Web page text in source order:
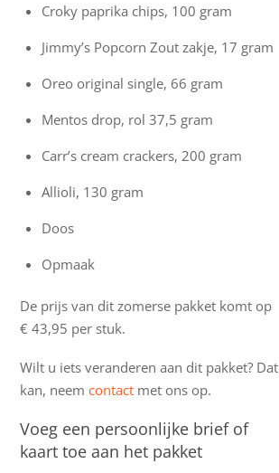
Croky paprika chips, 100 gram
Jimmy’s Popcorn Zout zakje, 17 gram
Oreo original single, 66 gram
Mentos drop, rol 37,5 gram
Carr’s cream crackers, 200 gram
Allioli, 130 gram
Doos
Opmaak
De prijs van dit zomerse pakket komt op
€ 43,95 per stuk.
Wilt u iets veranderen aan dit pakket? Dat
kan, neemcontact met ons op.
Voeg een persoonlijke brief of
kaart toe aan het pakket